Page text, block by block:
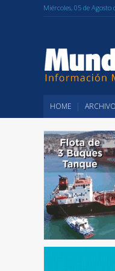
Miércoles, 05 de Agosto
HOME